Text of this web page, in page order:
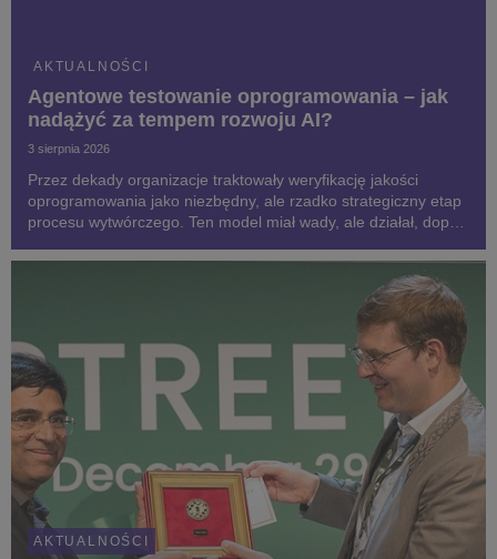
AKTUALNOŚCI
Agentowe testowanie oprogramowania – jak
nadążyć za tempem rozwoju AI?
3 sierpnia 2026
Przez dekady organizacje traktowały weryfikację jakości
oprogramowania jako niezbędny, ale rzadko strategiczny etap
procesu wytwórczego. Ten model miał wady, ale działał, dopóki
ludzi. Dzisiaj, dzięki AI, jest ono znac...
AKTUALNOŚCI